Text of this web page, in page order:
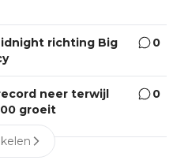
richting Big
0
neer terwijl
groeit
0